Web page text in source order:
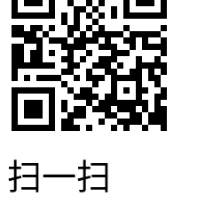
扫一扫